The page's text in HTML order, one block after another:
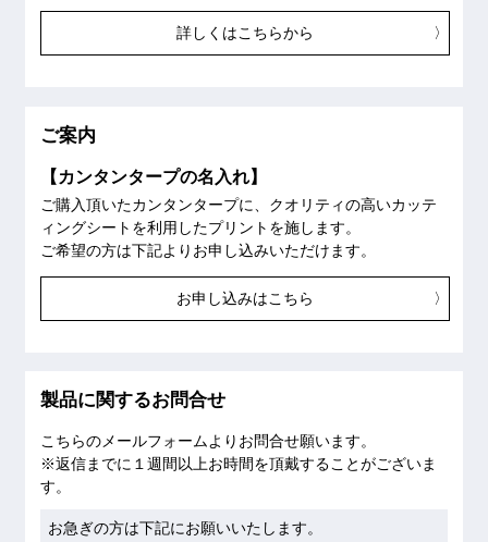
詳しくはこちらから
ご案内
【カンタンタープの名入れ】
ご購入頂いたカンタンタープに、クオリティの高いカッテ
ィングシートを利用したプリントを施します。
ご希望の方は下記よりお申し込みいただけます。
お申し込みはこちら
製品に関するお問合せ
こちらのメールフォームよりお問合せ願います。
※返信までに１週間以上お時間を頂戴することがございま
す。
お急ぎの方は下記にお願いいたします。